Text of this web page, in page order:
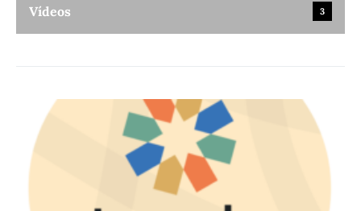
Vídeos 3